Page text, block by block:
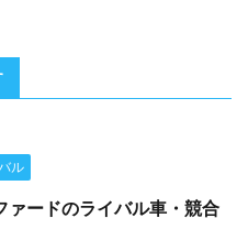
ル
ァードのライバル車・競合